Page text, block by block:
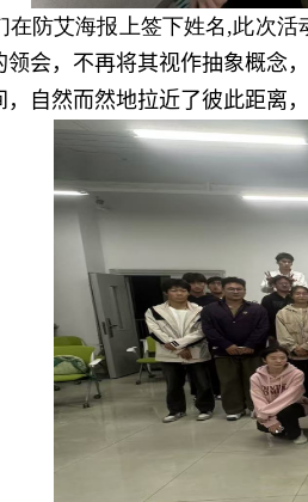
在防艾海报上签下姓名 ,此次活
领会，不再将其视作抽象概念
，自然而然地拉近了彼此距离